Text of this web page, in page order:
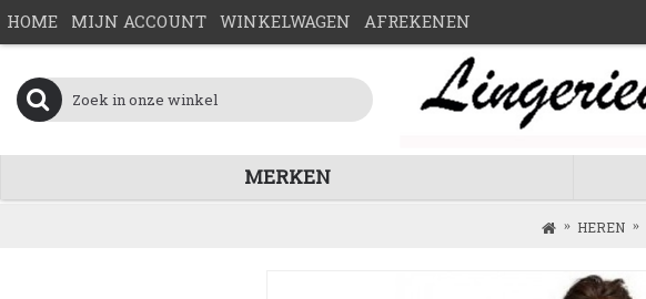
HOME MIJN ACCOUNT WINKELWAGEN AFREKENEN
MERKEN
HEREN